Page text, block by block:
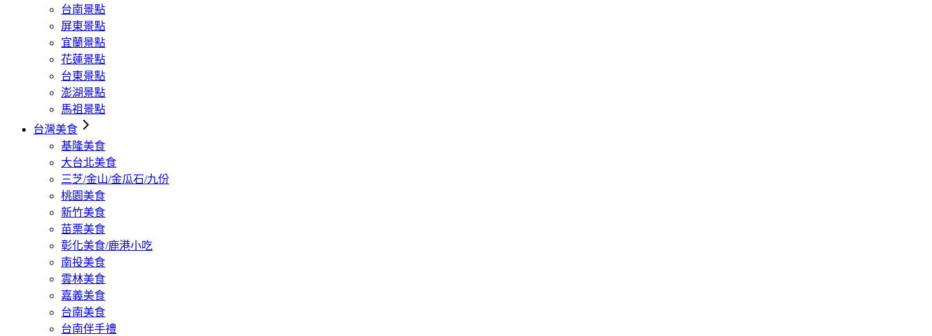
台南景點
屏東景點
宜蘭景點
花蓮景點
台東景點
澎湖景點
馬祖景點
台灣美食
基隆美食
大台北美食
三芝/金山/金瓜石/九份
桃園美食
新竹美食
苗栗美食
彰化美食/鹿港小吃
南投美食
雲林美食
嘉義美食
台南美食
台南伴手禮